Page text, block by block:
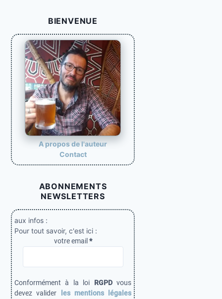
n
a
o
n
d
e
s
c
a
BIENVENUE
A propos de l'auteur
Contact
ABONNEMENTS
NEWSLETTERS
aux infos :
Pour tout savoir, c'est ici :
votre email *
Conformément à la loi RGPDvous
devez valider
les mentions légales